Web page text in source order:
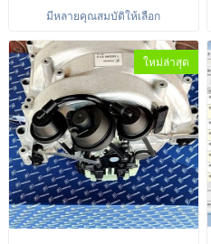
มีหลายคุณสมบัติให้เลือก
ใหม่ล่าสุด